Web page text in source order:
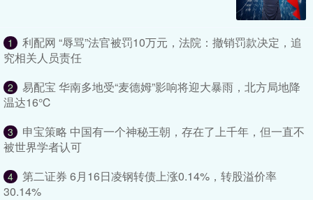
1
利配网 “辱骂”法官被罚10万元，法院：撤销罚款决定，追
究相关人员责任
2
易配宝 华南多地受“麦德姆”影响将迎大暴雨，北方局地降
温达16℃
3
申宝策略 中国有一个神秘王朝，存在了上千年，但一直不
被世界学者认可
4
第二证券 6月16日凌钢转债上涨0.14%，转股溢价率
30.14%